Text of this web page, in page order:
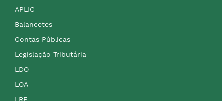
APLIC
Balancetes
Contas Públicas
Legislação Tributária
LDO
LOA
LRF